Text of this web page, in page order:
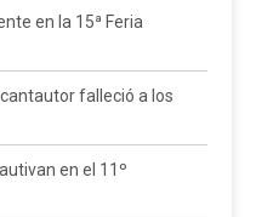
en la 15ª Feria
falleció a los
en el 11º